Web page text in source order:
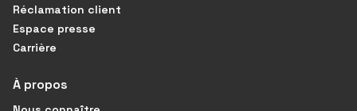
Réclamation client
Espace presse
Carrière
À propos